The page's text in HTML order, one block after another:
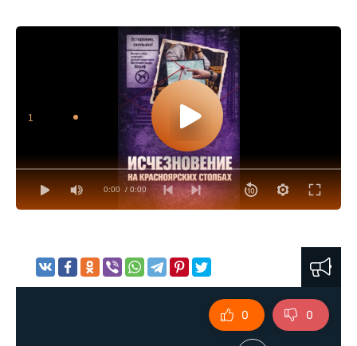
0:00 / 0:00
1
0 0